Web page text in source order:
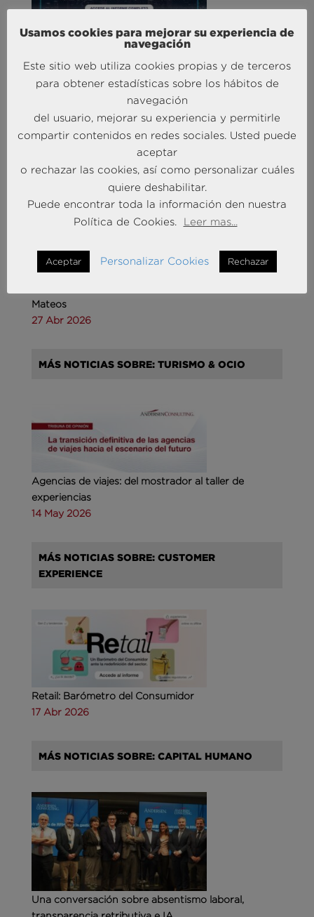
Liderando la Experiencia | Observatorio de las
Entidades Bancarias
24 Mar 2026
MÁS NOTICIAS SOBRE: INTELIGENCIA
ARTIFICIAL
Andersen Consulting refuerza su equipo en España
Mateos
27 Abr 2026
MÁS NOTICIAS SOBRE: TURISMO & OCIO
Agencias de viajes: del mostrador al taller de
experiencias
14 May 2026
MÁS NOTICIAS SOBRE: CUSTOMER
EXPERIENCE
Retail: Barómetro del Consumidor
17 Abr 2026
MÁS NOTICIAS SOBRE: CAPITAL HUMANO
Una conversación sobre absentismo laboral,
Usamos cookies para mejorar su experiencia de
navegación
Este sitio web utiliza cookies propias y de terceros
para obtener estadísticas sobre los hábitos de
navegación
del usuario, mejorar su experiencia y permitirle
compartir contenidos en redes sociales. Usted puede
aceptar
o rechazar las cookies, así como personalizar cuáles
quiere deshabilitar.
Puede encontrar toda la información den nuestra
Política de Cookies.
Leer mas...
Aceptar Personalizar Cookies Rechazar